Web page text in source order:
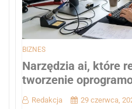
BIZNES
Narzędzia ai, które
tworzenie
Redakcja 29 czerwca,